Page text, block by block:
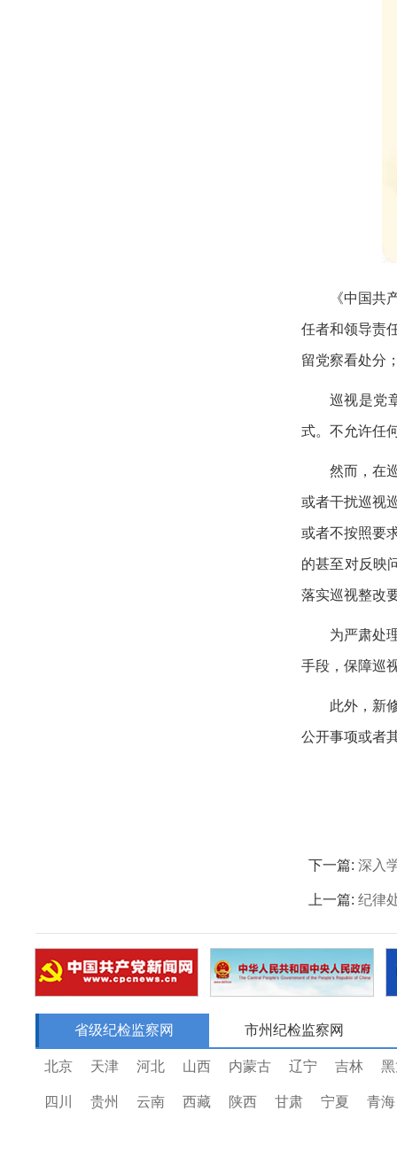
《中国
任者和领导责
留党察看处分
巡视是党
式。不允许任
然而，在
或者干扰巡视
或者不按照要
的甚至对反映
落实巡视整改
为严肃处
手段，保障巡
此外，新
公开事项或者
下一篇: 深入
上一篇: 纪律
省级纪检监察网 市州纪检监察网
北京 天津 河北 山西 内蒙古 辽宁 吉林
四川 贵州 云南 西藏 陕西 甘肃 宁夏 青海